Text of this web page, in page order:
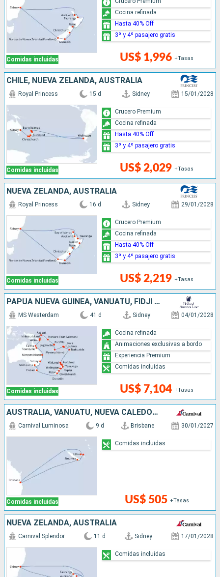
Comidas incluidas US$ 1,996 +Tasas
Cocina refinada
Hasta 40% Off
3º y 4º pasajero gratis
CHILE, NUEVA ZELANDA, AUSTRALIA
Comidas incluidas
Royal Princess 15 d Sidney 15/01/2028
US$ 2,029 +Tasas
Crucero Premium
Cocina refinada
Hasta 40% Off
3º y 4º pasajero gratis
NUEVA ZELANDA, AUSTRALIA
Comidas incluidas
Royal Princess 16 d Sidney 29/01/2028
US$ 2,219 +Tasas
Crucero Premium
Cocina refinada
Hasta 40% Off
3º y 4º pasajero gratis
PAPÚA NUEVA GUINEA, VANUATU, FIDJI (ISLAS), TONGA, NUEVA ZELANDA, AUSTRALIA
Comidas incluidas
MS Westerdam 41 d Sidney 04/01/2028
US$ 7,104 +Tasas
Cocina refinada
Animaciones exclusivas a bordo
Experiencia Premium
Comidas incluidas
AUSTRALIA, VANUATU, NUEVA CALEDONIA
Comidas incluidas
Carnival Luminosa 9 d Brisbane 30/01/2027
US$ 505 +Tasas
Comidas incluidas
NUEVA ZELANDA, AUSTRALIA
Carnival Splendor 11 d Sidney 17/01/2028
Comidas incluidas